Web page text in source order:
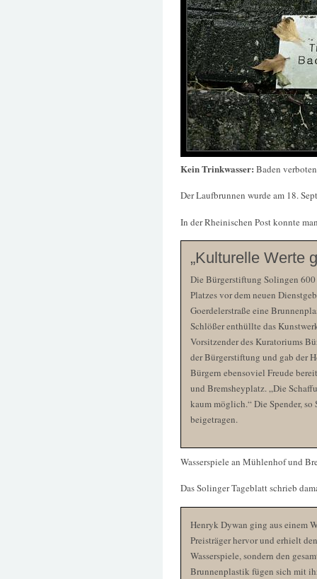
Kein Trinkwasser: Baden
Der Laufbrunnen wurde am 18.
In der Rheinischen Post konnte
„Kulturelle Werte
Die Bürgerstiftung Solingen 600
Platzes vor dem neuen
Goerdelerstraße eine
Schlößer enthüllte das
Vorsitzender des Kuratoriums
der Bürgerstiftung und gab der
Bürgern ebensoviel Freude
und Bremsheyplatz. „Die
kaum möglich.“ Die Spender,
beigetragen.
Wasserspiele an Mühlenhof und
Das Solinger Tageblatt schrieb
Henryk Dywan ging aus einem
Preisträger hervor und erhielt
Wasserspiele, sondern den
Brunnenplastik fügen sich mit